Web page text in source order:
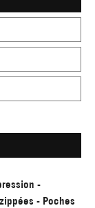
-
- Poches